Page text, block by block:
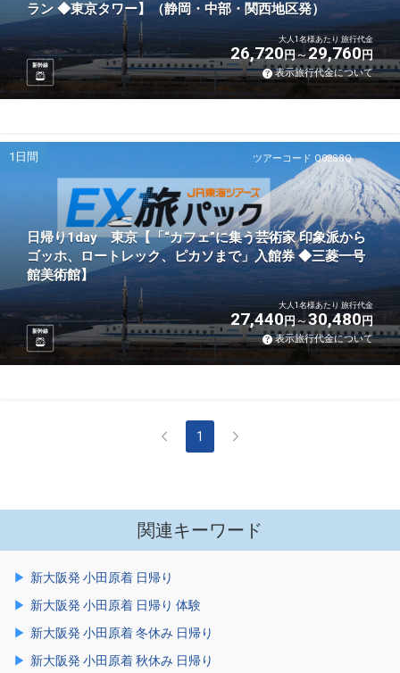
ラン ◆東京タワー】（静岡・中部・関西地区発）
新幹線
大人1名様あたり 旅行代金
26,720円 29,760円
表示旅行代金について
ツアーコード Q02SSQ
1日間
日帰り1day 東京【「“カフェ”に集う芸術家 印象派から
ゴッホ、ロートレック、ピカソまで」入館券 ◆三菱一号
館美術館】
新幹線
大人1名様あたり 旅行代金
27,440円 30,480円
表示旅行代金について
1
関連キーワード
新大阪発 小田原着 日帰り
新大阪発 小田原着 日帰り 体験
新大阪発 小田原着 冬休み 日帰り
新大阪発 小田原着 秋休み 日帰り